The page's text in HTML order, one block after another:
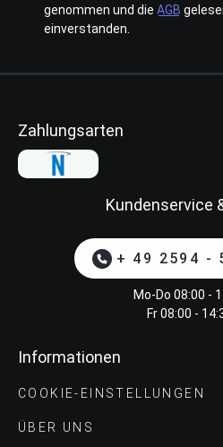
genommen und die AGB
einverstanden.
Zahlungsarten
Kundenservice
+ 49 2594 -
Mo-Do 08:00 -
Fr 08:00 -
Informationen
COOKIE-EINSTELLUNGEN
ÜBER UNS